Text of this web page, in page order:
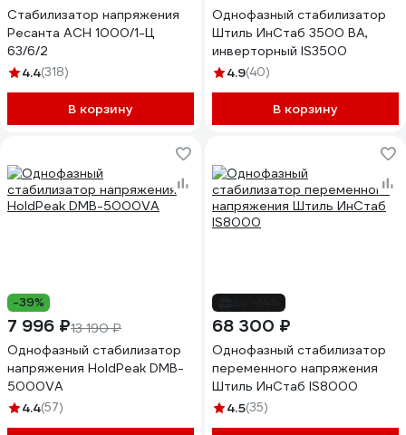
Стабилизатор напряжения
Ресанта АСН 1000/1-Ц
63/6/2
4.4(318)
В корзину
Однофазный стабилизатор
Штиль ИнСтаб 3500 ВА,
инверторный IS3500
4.9(40)
В корзину
-39%
7 996 ₽13 190 ₽
Однофазный стабилизатор
напряжения HoldPeak DMB-
5000VA
4.4(57)
68 300 ₽
Однофазный стабилизатор
переменного напряжения
Штиль ИнСтаб IS8000
4.5(35)